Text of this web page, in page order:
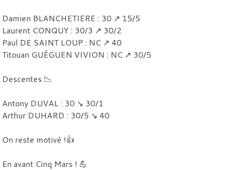
Damien BLANCHETIERE : 30 ↗️ 15/5
Laurent CONQUY : 30/3 ↗️ 30/2
Paul DE SAINT LOUP : NC ↗️ 40
Titouan GUÉGUEN VIVION : NC ↗️ 30/5
Descentes 📉
Antony DUVAL : 30 ↘️ 30/1
Arthur DUHARD : 30/5 ↘️ 40
On reste motivé !👍
En avant Cinq Mars ! 💪